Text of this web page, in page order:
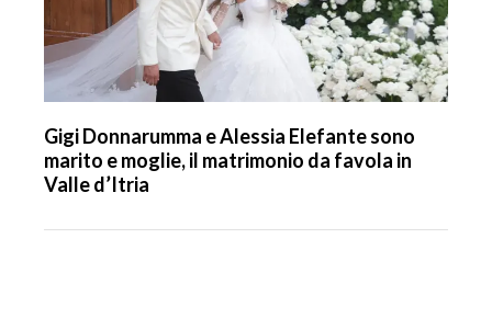
Gigi Donnarumma e Alessia Elefante sono
marito e moglie, il matrimonio da favola in
Valle d’Itria